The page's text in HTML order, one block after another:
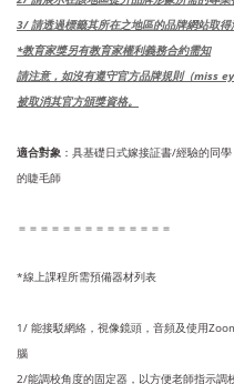
3/ 請透過標籤其所在之地區的品牌網站取得
*教育家獎另有教育家權利義務合約需知
請注意，如沒有遵守官方品牌規則（miss
被取消其官方頒獎資格。
適合對象 ：具基礎日式嫁接証書/經驗的同學
的睫毛師
＝＝＝＝＝＝＝＝＝＝＝＝＝＝
*線上課程所需預備器材列表
1/ 能接駁網絡，視像鏡頭，音頻及使用
腦
2/能調校角度的固定器，以方便老師指示調